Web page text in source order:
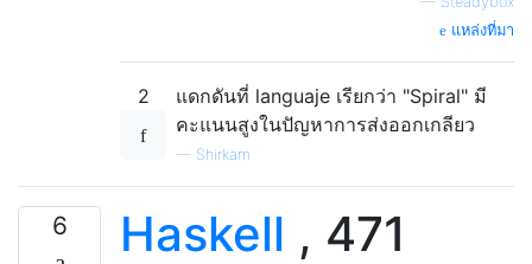
แหล่งที่มา
2
แดกดันที่ languaje เรียกว่า "Spiral" มี
คะแนนสูงในปัญหาการส่งออกเกลียว
— Shirkam
6 Haskell , 471